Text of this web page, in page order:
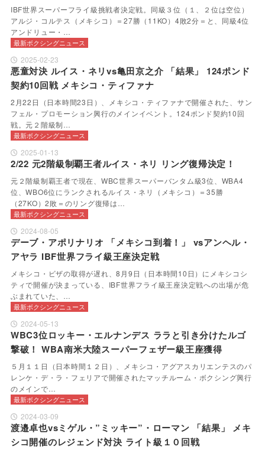
IBF世界スーパーフライ級挑戦者決定戦。同級３位（１、２位は空位）
アルジ・コルテス（メキシコ）＝27勝（11KO）4敗2分＝と、同級4位
アンドリュー・…
最新ボクシングニュース
2025-02-23
悪童対決 ルイス・ネリvs亀田京之介 「結果」 124ポンド
契約10回戦 メキシコ・ティファナ
2月22日（日本時間23日）、メキシコ・ティファナで開催された、サン
フェル・プロモーション興行のメインイベント。124ポンド契約10回
戦。元２階級制…
最新ボクシングニュース
2025-01-13
2/22 元2階級制覇王者ルイス・ネリ リング復帰決定！
元２階級制覇王者で現在、WBC世界スーパーバンタム級3位、WBA4
位、WBO6位にランクされるルイス・ネリ（メキシコ）＝35勝
（27KO）2敗＝のリング復帰は…
最新ボクシングニュース
2024-08-05
デーブ・アポリナリオ 「メキシコ到着！」 vsアンヘル・
アヤラ IBF世界フライ級王座決定戦
メキシコ・ビザの取得が遅れ、8月9日（日本時間10日）にメキシコシ
ティで開催が決まっている、IBF世界フライ級王座決定戦への出場が危
ぶまれていた、…
最新ボクシングニュース
2024-05-13
WBC3位ロッキー・エルナンデス ララと引き分けたルゴ
撃破！ WBA南米大陸スーパーフェザー級王座獲得
５月１１日（日本時間１２日）、メキシコ・アグアスカリエンテスのパ
レンケ・デ・ラ・フェリアで開催されたマッチルーム・ボクシング興行
のメインで…
最新ボクシングニュース
2024-03-09
渡邉卓也vsミゲル・”ミッキー”・ローマン 「結果」 メキ
シコ開催のレジェンド対決 ライト級１０回戦